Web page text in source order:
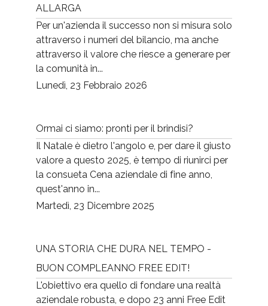
ALLARGA
Per un'azienda il successo non si misura solo
attraverso i numeri del bilancio, ma anche
attraverso il valore che riesce a generare per
la comunità in...
Lunedì, 23 Febbraio 2026
Ormai ci siamo: pronti per il brindisi?
Il Natale è dietro l'angolo e, per dare il giusto
valore a questo 2025, è tempo di riunirci per
la consueta Cena aziendale di fine anno,
quest'anno in...
Martedì, 23 Dicembre 2025
UNA STORIA CHE DURA NEL TEMPO -
BUON COMPLEANNO FREE EDIT!
L'obiettivo era quello di fondare una realtà
aziendale robusta, e dopo 23 anni Free Edit